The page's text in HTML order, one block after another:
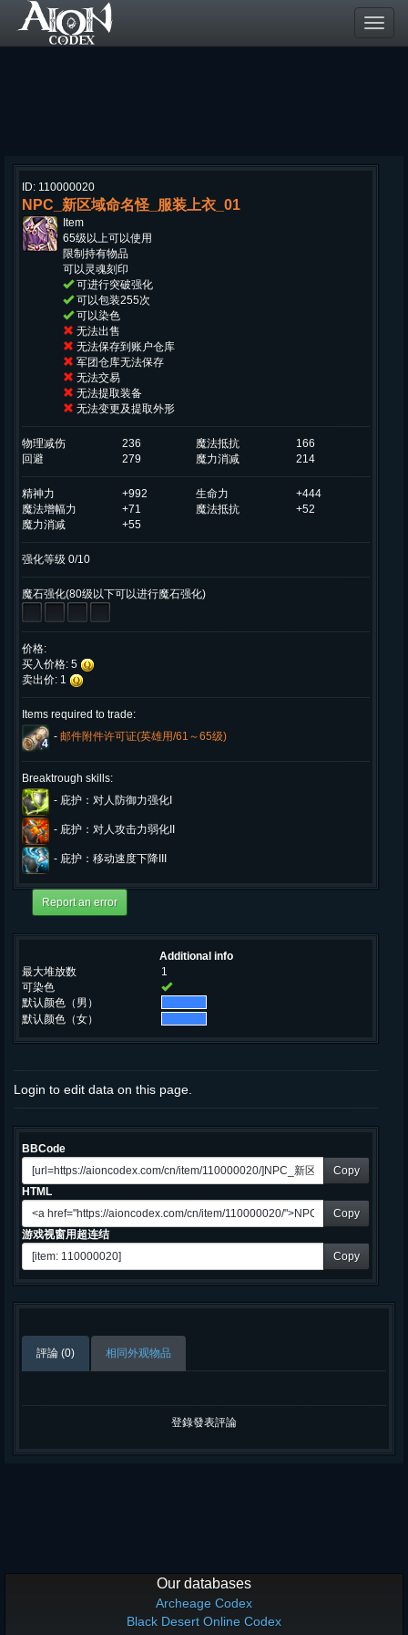
ID: 110000020
NPC_新区域命名怪_服装上衣_01
Item
65级以上可以使用
限制持有物品
可以灵魂刻印
可进行突破强化
可以包装255次
可以染色
无法出售
无法保存到账户仓库
军团仓库无法保存
无法交易
无法提取装备
无法变更及提取外形
物理减伤 236 魔法抵抗
166
回避
279 魔力消减 214
精神力 +992 生命力
+444
魔法增幅力
+71 魔法抵抗
+52
魔力消减
+55
强化等级 0/10
魔石强化(80级以下可以进行魔石强化)
价格:
买入价格: 5
卖出价: 1
Items required to trade:
4
- 邮件附件许可证(英雄用/61～65级)
Breaktrough skills:
- 庇护：对人防御力强化I
- 庇护：对人攻击力弱化II
- 庇护：移动速度下降III
Additional info
最大堆放数
1
可染色
默认颜色（男）
默认颜色（女）
Login to edit data on this page.
BBCode
Copy
HTML
Copy
游戏视窗用超连结
Copy
評論 (0) 相同外观物品
登錄發表評論
Our databases
Archeage Codex
Black Desert Online Codex